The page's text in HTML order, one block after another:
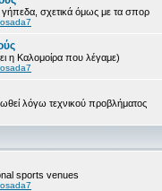
σχετικά όμως με τα σπορ
η Καλομοίρα που λέγαμε)
λόγω τεχνικού προβλήματος
sports venues